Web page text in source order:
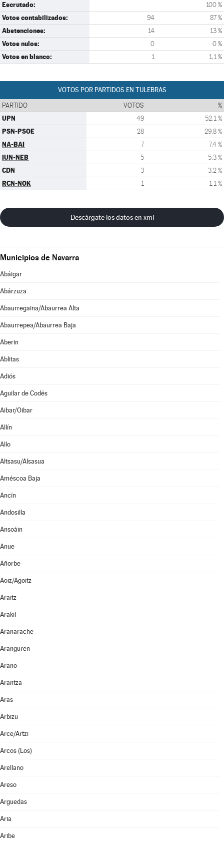
Escrutado: 100 %
Votos contabilizados: 94 87 %
Abstenciones: 14 13 %
Votos nulos: 0 0 %
Votos en blanco: 1 1,1 %
VOTOS POR PARTIDOS EN TULEBRAS
PARTIDO VOTOS %
UPN 49 52,1 %
PSN-PSOE 28 29,8 %
NA-BAI 7 7,4 %
IUN-NEB 5 5,3 %
CDN 3 3,2 %
RCN-NOK 1 1,1 %
Descárgate los datos en xml
Municipios de Navarra
Abáigar
Abárzuza
Abaurregaina/Abaurrea Alta
Abaurrepea/Abaurrea Baja
Aberin
Ablitas
Adiós
Aguilar de Codés
Aibar/Oibar
Allín
Allo
Altsasu/Alsasua
Améscoa Baja
Ancín
Andosilla
Ansoáin
Anue
Añorbe
Aoiz/Agoitz
Araitz
Arakil
Aranarache
Aranguren
Arano
Arantza
Aras
Arbizu
Arce/Artzi
Arcos (Los)
Arellano
Areso
Arguedas
Aria
Aribe